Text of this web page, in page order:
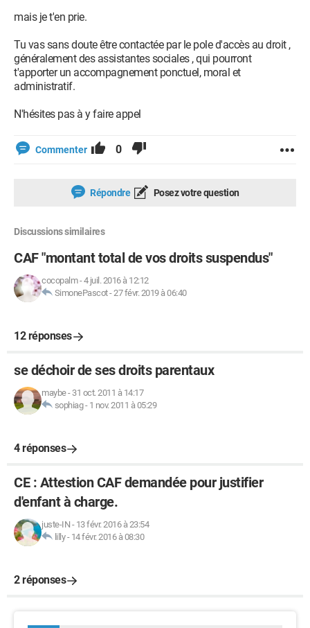
mais je t'en prie.
Tu vas sans doute être contactée par le pole d'accès au droit ,
généralement des assistantes sociales , qui pourront
t'apporter un accompagnement ponctuel, moral et
administratif.
N'hésites pas à y faire appel
Commenter 0
Répondre Posez votre question
Discussions similaires
CAF "montant total de vos droits suspendus"
cocopalm-4 juil. 2016 à 12:12
SimonePascot-27 févr. 2019 à 06:40
12 réponses
se déchoir de ses droits parentaux
maybe- 31 oct. 2011 à 14:17
sophiag- 1 nov. 2011 à 05:29
4 réponses
CE : Attestion CAF demandée pour justifier
d'enfant à charge.
juste-IN - 13 févr. 2016 à 23:54
lilly- 14 févr. 2016 à 08:30
2 réponses